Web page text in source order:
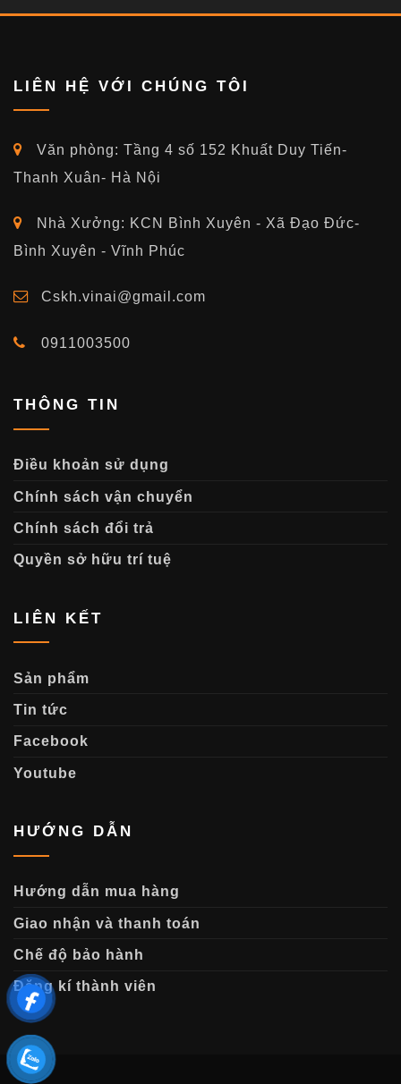
LIÊN HỆ VỚI CHÚNG TÔI
Văn phòng: Tầng 4 số 152 Khuất Duy Tiến-
Thanh Xuân- Hà Nội
Nhà Xưởng: KCN Bình Xuyên - Xã Đạo Đức-
Bình Xuyên - Vĩnh Phúc
Cskh.vinai@gmail.com
0911003500
THÔNG TIN
Điều khoản sử dụng
Chính sách vận chuyển
Chính sách đổi trả
Quyền sở hữu trí tuệ
LIÊN KẾT
Sản phẩm
Tin tức
Facebook
Youtube
HƯỚNG DẪN
Hướng dẫn mua hàng
Giao nhận và thanh toán
Chế độ bảo hành
Đăng kí thành viên